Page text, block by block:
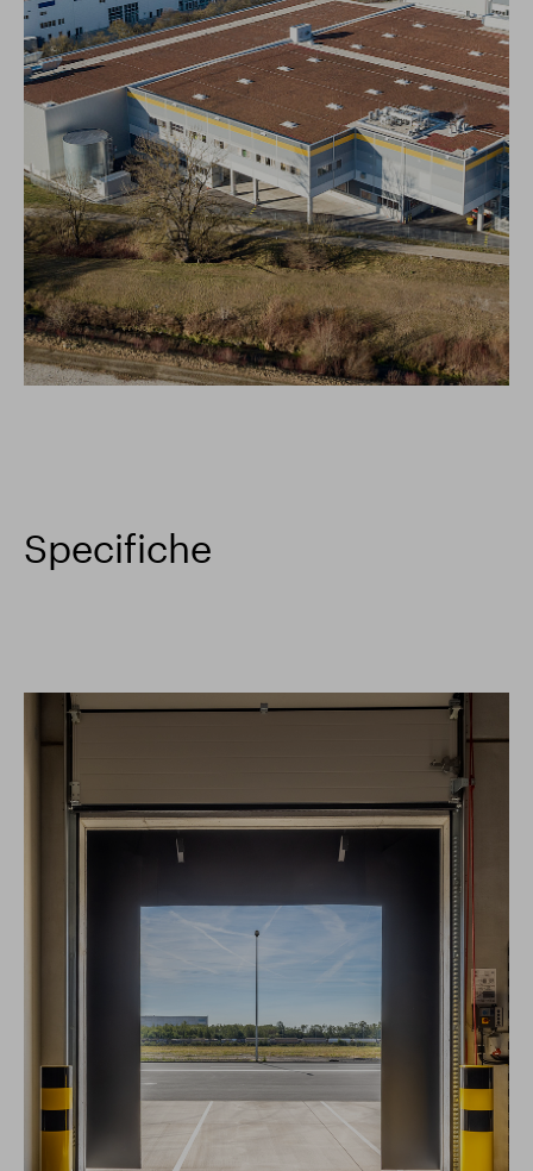
Specifiche